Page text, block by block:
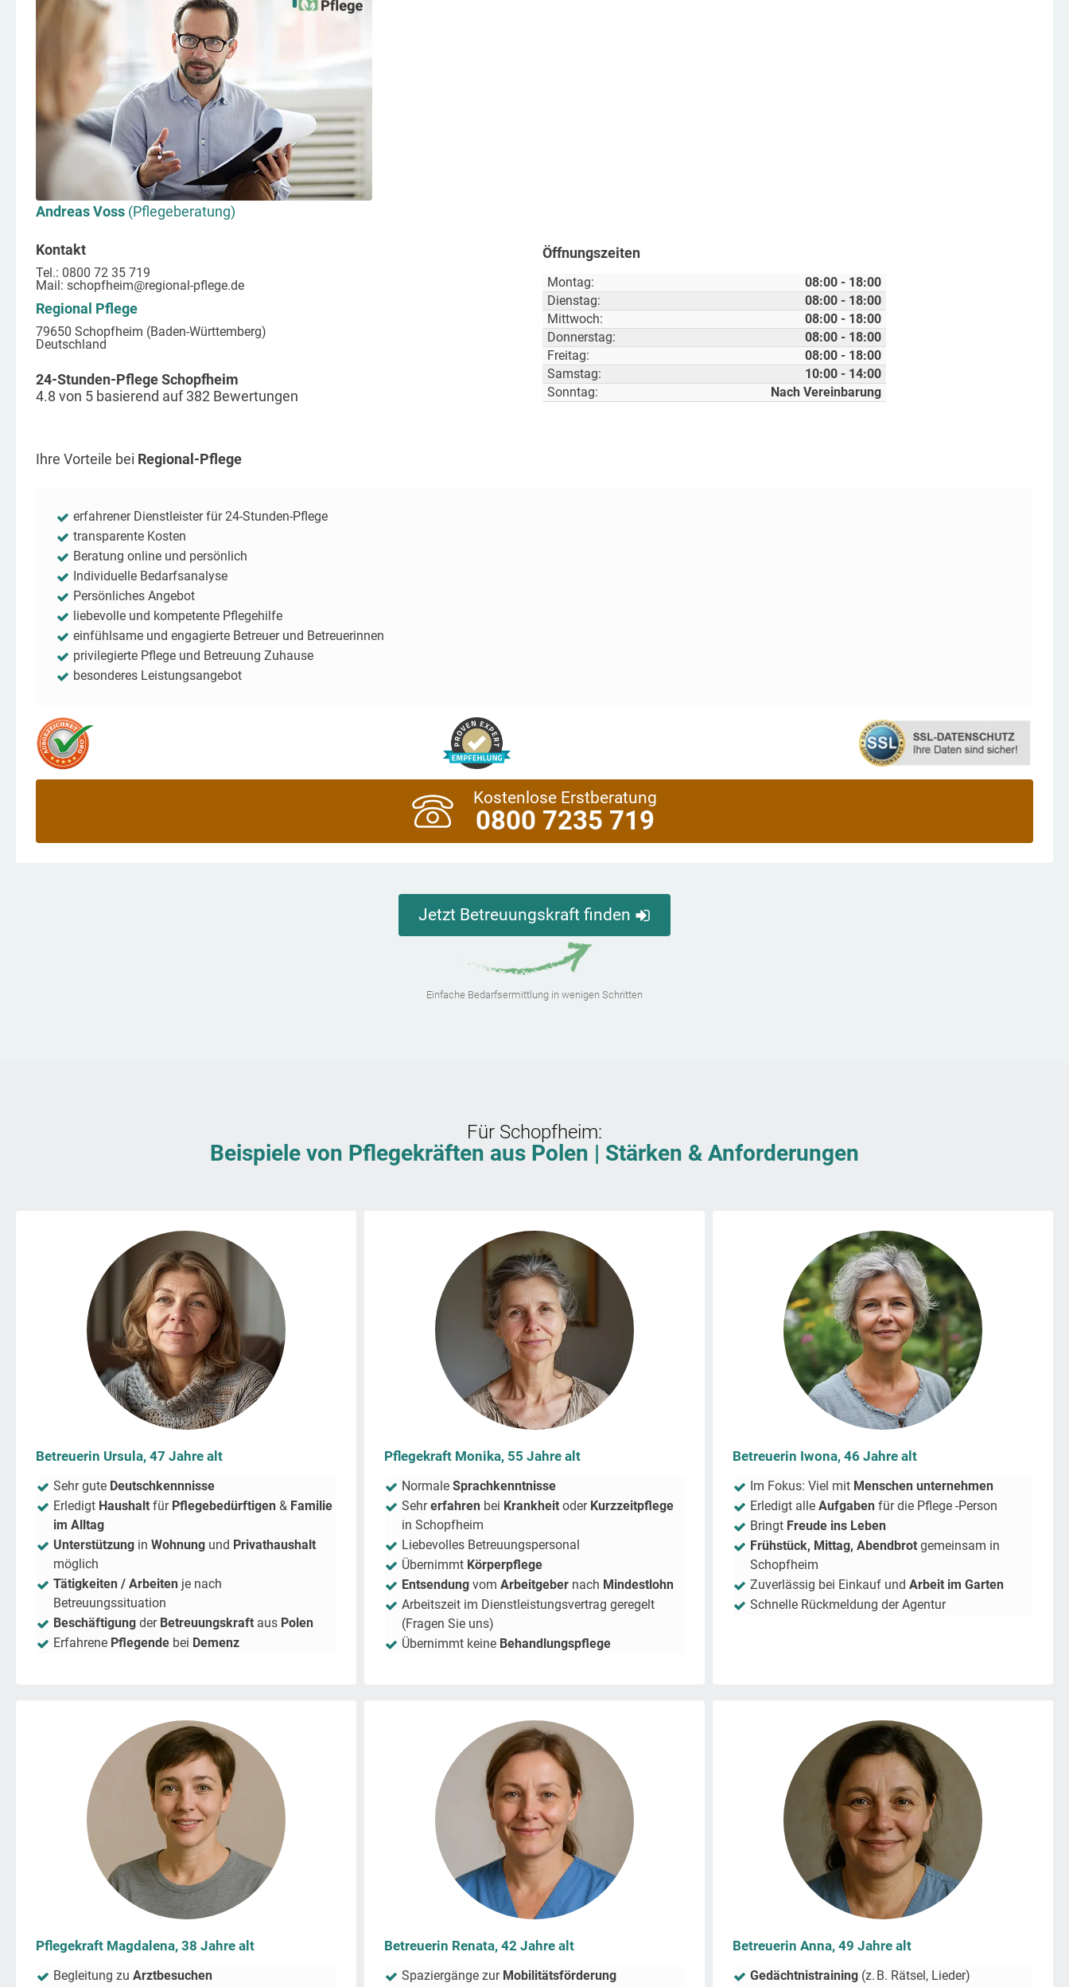
Andreas Voss (Pflegeberatung)
Kontakt
Tel.: 0800 72 35 719
Mail: schopfheim@regional-pflege.de
Regional Pflege
79650 Schopfheim (Baden-Württemberg)
Deutschland
24-Stunden-Pflege Schopfheim
4.8 von 5 basierend auf382 Bewertungen
Öffnungszeiten
Montag:
08:00 - 18:00
Dienstag:
08:00 - 18:00
Mittwoch:
08:00 - 18:00
Donnerstag:
08:00 - 18:00
Freitag:
08:00 - 18:00
Samstag:
10:00 - 14:00
Sonntag:
Nach Vereinbarung
Ihre Vorteile bei Regional-Pflege
erfahrener Dienstleister für 24-Stunden-Pflege
transparente Kosten
Beratung online und persönlich
Individuelle Bedarfsanalyse
Persönliches Angebot
liebevolle und kompetente Pflegehilfe
einfühlsame und engagierte Betreuer und Betreuerinnen
privilegierte Pflege und Betreuung Zuhause
besonderes Leistungsangebot
Kostenlose Erstberatung
0800 7235 719
Jetzt Betreuungskraft finden
Einfache Bedarfsermittlung in wenigen Schritten
Für Schopfheim:
Beispiele von Pflegekräften aus Polen | Stärken & Anforderungen
Betreuerin Ursula, 47 Jahre alt
Sehr gute Deutschkennnisse
Erledigt Haushalt für Pflegebedürftigen & Familie
im Alltag
Unterstützung in Wohnung und Privathaushalt
möglich
Tätigkeiten / Arbeiten je nach
Betreuungssituation
Beschäftigung der Betreuungskraft aus Polen
Erfahrene Pflegende bei Demenz
Pflegekraft Monika, 55 Jahre alt
Normale Sprachkenntnisse
Sehrerfahren bei Krankheit oder Kurzzeitpflege
in Schopfheim
Liebevolles Betreuungspersonal
Übernimmt Körperpflege
Entsendung vom Arbeitgeber nach Mindestlohn
Arbeitszeit im Dienstleistungsvertrag geregelt
(Fragen Sie uns)
Übernimmt keine Behandlungspflege
Betreuerin Iwona, 46 Jahre alt
Im Fokus: Viel mit Menschen unternehmen
Erledigt alle Aufgaben für die Pflege -Person
Bringt Freude ins Leben
Frühstück, Mittag, Abendbrot gemeinsam in
Schopfheim
Zuverlässig bei Einkauf und Arbeit im Garten
Schnelle Rückmeldung der Agentur
Pflegekraft Magdalena, 38 Jahre alt
Begleitung zu Arztbesuchen
Betreuerin Renata, 42 Jahre alt
Spaziergänge zur Mobilitätsförderung
Betreuerin Anna, 49 Jahre alt
Gedächtnistraining (z. B. Rätsel, Lieder)